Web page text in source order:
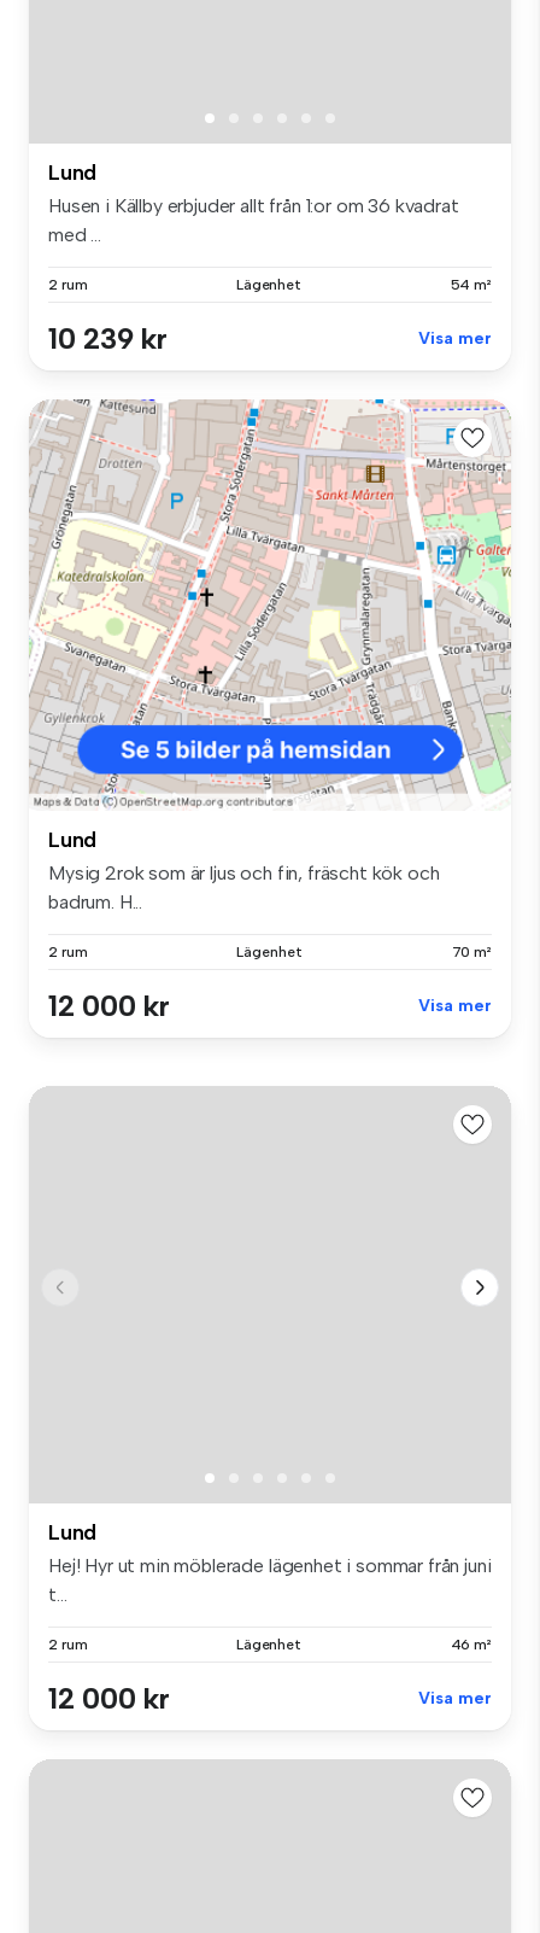
Lund
Husen i Källby erbjuder allt från 1:or om 36 kvadrat
med ...
2 rum Lägenhet 54 m²
10 239 kr Visa mer
Lund
Mysig 2rok som är ljus och fin, fräscht kök och
badrum. H...
2 rum Lägenhet 70 m²
12 000 kr Visa mer
Lund
Hej! Hyr ut min möblerade lägenhet i sommar från juni
t...
2 rum Lägenhet 46 m²
12 000 kr Visa mer